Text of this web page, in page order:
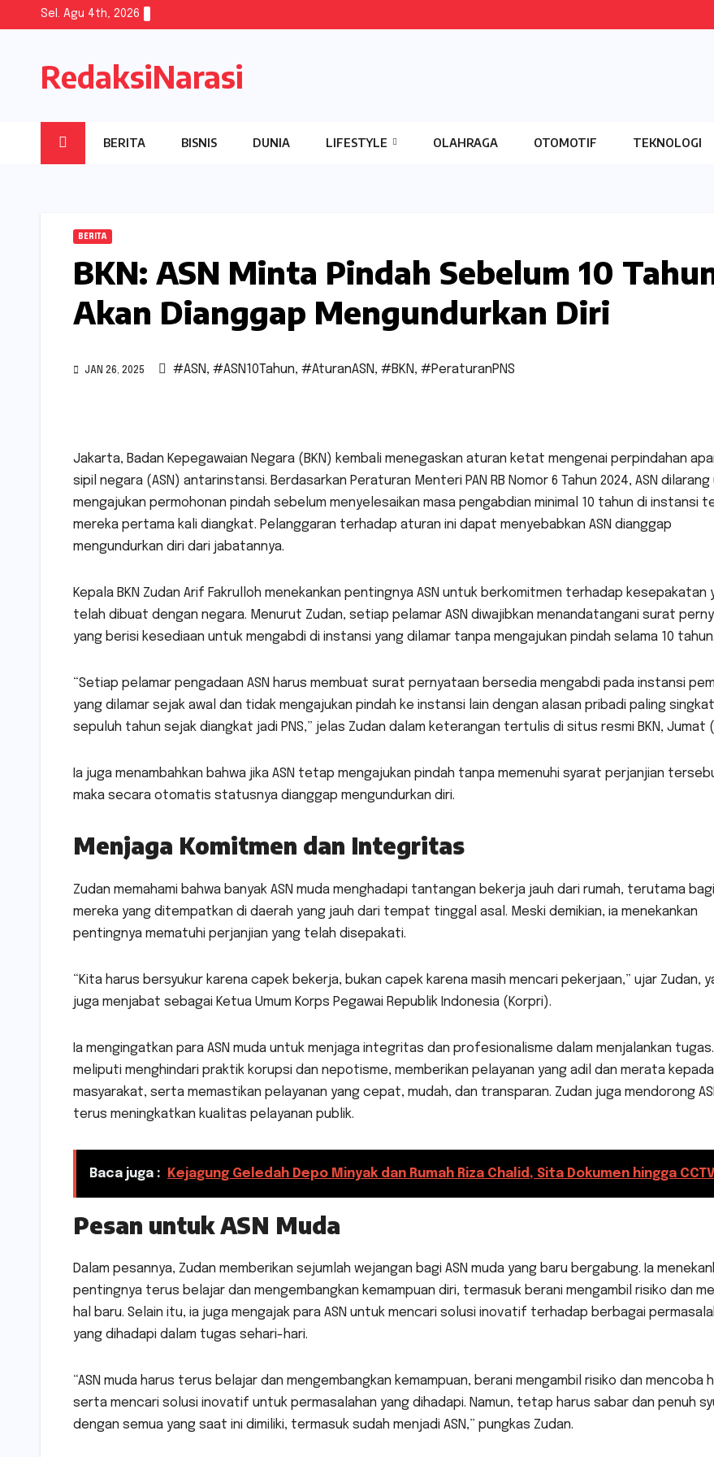
Sel. Agu 4th, 2026
RedaksiNarasi
BERITA BISNIS DUNIA LIFESTYLE OLAHRAGA OTOMOTIF TEKNOLOGI
BERITA
BKN: ASN Minta Pindah Sebelum 10
Akan Dianggap Mengundurkan Diri
JAN 26, 2025 #ASN, #ASN10Tahun, #AturanASN, #BKN, #PeraturanPNS
Jakarta, Badan Kepegawaian Negara (BKN) kembali menegaskan aturan ketat mengenai perpindahan
sipil negara (ASN) antarinstansi. Berdasarkan Peraturan Menteri PAN RB Nomor 6 Tahun 2024, ASN
mengajukan permohonan pindah sebelum menyelesaikan masa pengabdian minimal 10 tahun di instansi
mereka pertama kali diangkat. Pelanggaran terhadap aturan ini dapat menyebabkan ASN dianggap
mengundurkan diri dari jabatannya.
Kepala BKN Zudan Arif Fakrulloh menekankan pentingnya ASN untuk berkomitmen terhadap kesepakatan
telah dibuat dengan negara. Menurut Zudan, setiap pelamar ASN diwajibkan menandatangani surat
yang berisi kesediaan untuk mengabdi di instansi yang dilamar tanpa mengajukan pindah selama 10 tahun.
“Setiap pelamar pengadaan ASN harus membuat surat pernyataan bersedia mengabdi pada instansi
yang dilamar sejak awal dan tidak mengajukan pindah ke instansi lain dengan alasan pribadi paling singkat
sepuluh tahun sejak diangkat jadi PNS,” jelas Zudan dalam keterangan tertulis di situs resmi BKN, Jumat
Ia juga menambahkan bahwa jika ASN tetap mengajukan pindah tanpa memenuhi syarat perjanjian
maka secara otomatis statusnya dianggap mengundurkan diri.
Menjaga Komitmen dan Integritas
Zudan memahami bahwa banyak ASN muda menghadapi tantangan bekerja jauh dari rumah, terutama bagi
mereka yang ditempatkan di daerah yang jauh dari tempat tinggal asal. Meski demikian, ia menekankan
pentingnya mematuhi perjanjian yang telah disepakati.
“Kita harus bersyukur karena capek bekerja, bukan capek karena masih mencari pekerjaan,” ujar Zudan,
juga menjabat sebagai Ketua Umum Korps Pegawai Republik Indonesia (Korpri).
Ia mengingatkan para ASN muda untuk menjaga integritas dan profesionalisme dalam menjalankan tugas.
meliputi menghindari praktik korupsi dan nepotisme, memberikan pelayanan yang adil dan merata kepada
masyarakat, serta memastikan pelayanan yang cepat, mudah, dan transparan. Zudan juga mendorong
terus meningkatkan kualitas pelayanan publik.
Baca juga : Kejagung Geledah Depo Minyak dan Rumah Riza Chalid, Sita Dokumen hingga CCTV
Pesan untuk ASN Muda
Dalam pesannya, Zudan memberikan sejumlah wejangan bagi ASN muda yang baru bergabung. Ia
pentingnya terus belajar dan mengembangkan kemampuan diri, termasuk berani mengambil risiko dan
hal baru. Selain itu, ia juga mengajak para ASN untuk mencari solusi inovatif terhadap berbagai
yang dihadapi dalam tugas sehari-hari.
“ASN muda harus terus belajar dan mengembangkan kemampuan, berani mengambil risiko dan mencoba
serta mencari solusi inovatif untuk permasalahan yang dihadapi. Namun, tetap harus sabar dan penuh
dengan semua yang saat ini dimiliki, termasuk sudah menjadi ASN,” pungkas Zudan.